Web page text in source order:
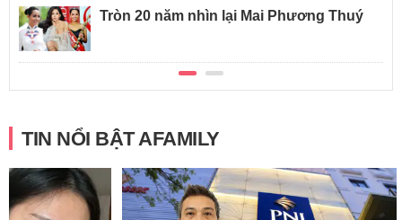
Tròn 20 năm nhìn lại Mai Phương Thuý
TIN NỔI BẬT AFAMILY